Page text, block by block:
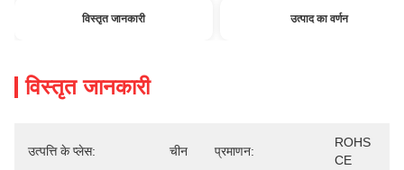
विस्तृत जानकारी उत्पाद का वर्णन
विस्तृत जानकारी
उत्पत्ति के प्लेस: चीन प्रमाणन:
ROHS
CE